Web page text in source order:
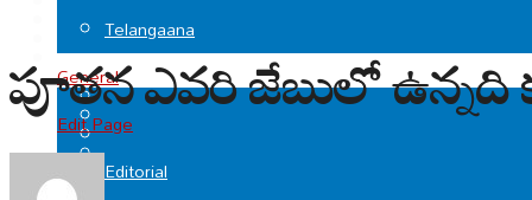
Telangaana
General
Edit Page
Editorial
పూతన ఎవరి జేబులో ఉన్నది